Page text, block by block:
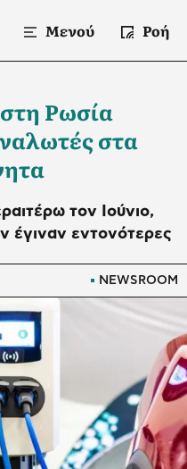
Μενού Ροή
NEWSROOM
Ρωσία
στα
τον Ιούνιο,
έγιναν εντονότερες